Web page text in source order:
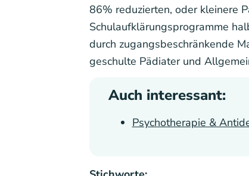
86% reduzierten, oder kleinere
Schulaufklärungsprogramme
durch zugangsbeschränkende
geschulte Pädiater und
Auch interessant:
Psychotherapie &